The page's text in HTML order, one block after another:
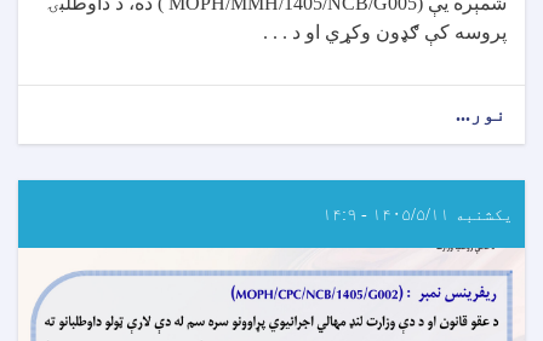
پروسه کې ګډون وکړي او د . . .
نور...
خبرتیا!
یکشنبه ۱۴۰۵/۵/۱۱ - ۱۴:۹